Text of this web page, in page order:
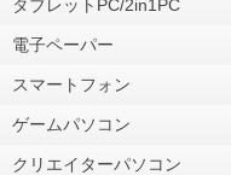
タブレットPC/2in1PC
電子ペーパー
スマートフォン
ゲームパソコン
クリエイターパソコン